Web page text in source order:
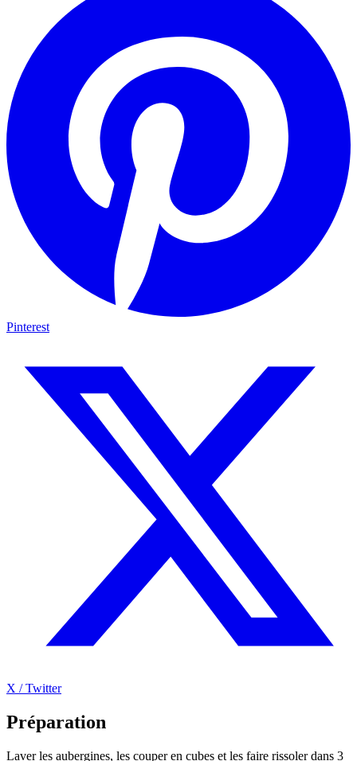
Pinterest
X / Twitter
Préparation
Laver les aubergines, les couper en cubes et les faire rissoler dans 3